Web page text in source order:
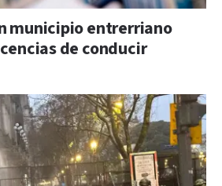
municipio entrerriano
de conducir